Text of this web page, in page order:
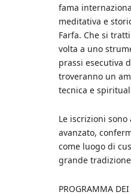
fama
meditativa e
Farfa. Che si
volta a uno
prassi esecutiva
troveranno un
tecnica e
Le iscrizioni
avanzato,
come luogo di
grande
PROGRAMMA